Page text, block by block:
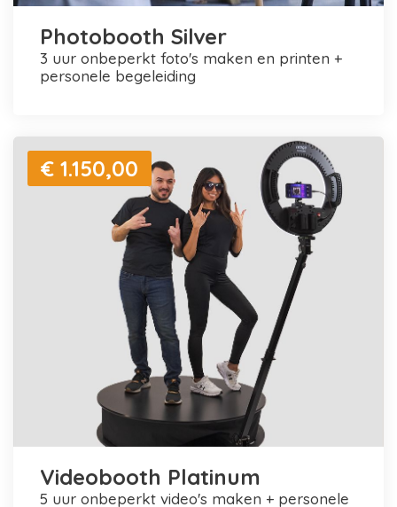
Photobooth Silver
3 uur onbeperkt foto's maken en printen +
personele begeleiding
€ 1.150,00
Videobooth Platinum
5 uur onbeperkt video's maken + personele